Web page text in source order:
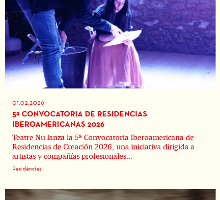
01.02.2026
5ª CONVOCATORIA DE RESIDENCIAS
IBEROAMERICANAS 2026
Teatre Nu lanza la 5ª Convocatoria Iberoamericana de
Residencias de Creación 2026, una iniciativa dirigida a
artistas y compañías profesionales...
Residències